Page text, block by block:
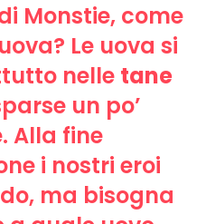
Monstie, come
Le uova si
nelle tane
un po’
Alla fine
i nostri eroi
ma bisogna